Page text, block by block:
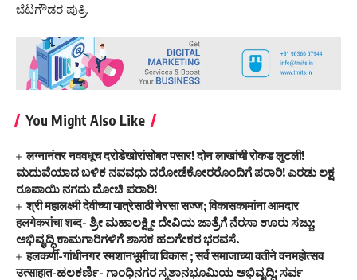
ಬೆಟಗೌಡರ ಪುತ್ರಿ.
You Might Also Like
लग्नानंतर नववधूच दरोडेखोरांसोबत पसार! दोन लाखांची रोकड लुटली!
ಮದುವೆಯಾದ ಬಳಿಕ ನವವಧು ದರೋಡೆಕೋರರೊಂದಿಗೆ ಪರಾರಿ! ಎರಡು ಲಕ್ಷ
ರೂಪಾಯಿ ನಗದು ದೋಚಿ ಪರಾರಿ!
श्री महालक्ष्मी देवीच्या यात्रेसाठी नेरसा सज्ज; विकासकामांना आमदार
हलगेकरांचा शब्द- ಶ್ರೀ ಮಹಾಲಕ್ಷ್ಮೀ ದೇವಿಯ ಜಾತ್ರೆಗೆ ನೆರಸಾ ಊರು ಸಜ್ಜು;
ಅಭಿವೃದ್ಧಿ ಕಾಮಗಾರಿಗಳಿಗೆ ಶಾಸಕ ಹಲಗೇಕರ ಭರವಸೆ.
हलकर्णी-गांधीनगर स्मशानभूमीचा विकास ; सर्व समाजाच्या वतीने वनमहोत्सव
उत्साहात-ಹಲಕರ್ಣಿ- ಗಾಂಧಿನಗರ ಸ್ಮಶಾನಭೂಮಿಯ ಅಭಿವೃದ್ಧಿ; ಸರ್ವ